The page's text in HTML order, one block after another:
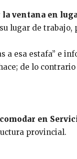
ventana en
lugar de trabajo,
a esa estafa” e
de lo contrario
en
provincial.